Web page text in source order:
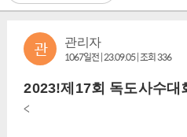
관 관리자
1067일전 | 23.09.05 | 조회 336
<